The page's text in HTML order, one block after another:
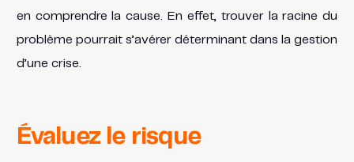
en comprendre la cause. En effet, trouver la racine du
problème pourrait s’avérer déterminant dans la gestion
d’une crise.
Évaluez le risque